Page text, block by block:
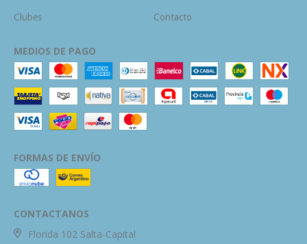
Clubes Contacto
MEDIOS DE PAGO
FORMAS DE ENVÍO
CONTACTANOS
Florida 102 Salta-Capital